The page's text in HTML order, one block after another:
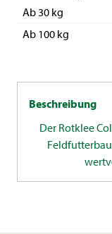
Ab 30 kg
Ab 100 kg
Beschreibung
Der Rotklee